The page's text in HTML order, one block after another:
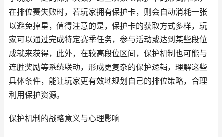
在排位赛失败时，若玩家拥有保护卡，则会自动消耗一张
以避免掉星，值得注意的是，保护卡的获取方式多样，玩
家可以通过完成特定赛季任务，参与活动或达到某些段位
成就来获得，此外，在较高段位区间，保护机制也可能与
连胜奖励等系统联动，形成更复杂的保护逻辑，理解这些
具体条件，能让玩家更有效地规划自己的排位策略，合理
利用保护资源。
保护机制的战略意义与心理影响